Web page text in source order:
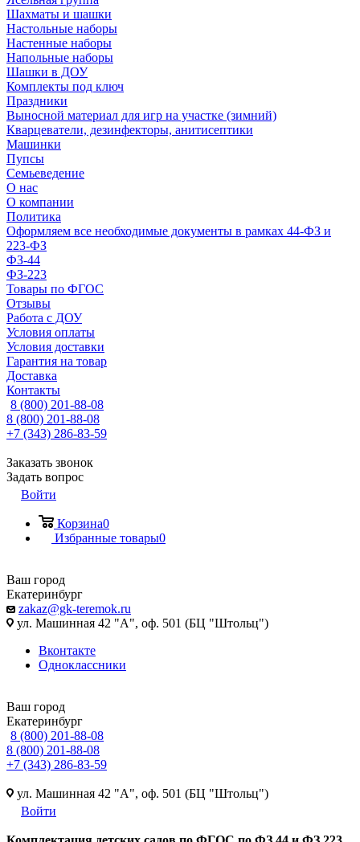
Шахматы и шашки
Настольные наборы
Настенные наборы
Напольные наборы
Шашки в ДОУ
Комплекты под ключ
Праздники
Выносной материал для игр на участке (зимний)
Кварцеватели, дезинфекторы, анитисептики
Машинки
Пупсы
Семьеведение
О нас
О компании
Политика
Оформляем все необходимые документы в рамках 44-ФЗ и
223-ФЗ
ФЗ-44
ФЗ-223
Товары по ФГОС
Отзывы
Работа с ДОУ
Условия оплаты
Условия доставки
Гарантия на товар
Доставка
Контакты
8 (800) 201-88-08
8 (800) 201-88-08
+7 (343) 286-83-59
Заказать звонок
Задать вопрос
Войти
Корзина0
Избранные товары0
Ваш город
Екатеринбург
zakaz@gk-teremok.ru
ул. Машинная 42 "А", оф. 501 (БЦ "Штольц")
Вконтакте
Одноклассники
Ваш город
Екатеринбург
8 (800) 201-88-08
8 (800) 201-88-08
+7 (343) 286-83-59
ул. Машинная 42 "А", оф. 501 (БЦ "Штольц")
Войти